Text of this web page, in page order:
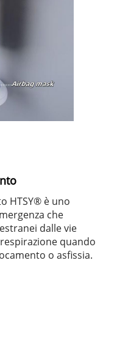
HTSY® è uno
che
dalle vie
quando
o asfissia.